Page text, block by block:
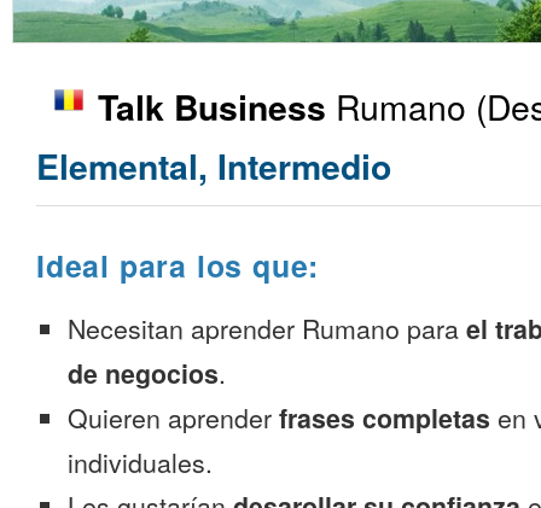
Talk Business Rumano
Elemental, Intermedio
Ideal para los que:
Necesitan aprender Rumano para el
de negocios.
Quieren aprender frases completas en
individuales.